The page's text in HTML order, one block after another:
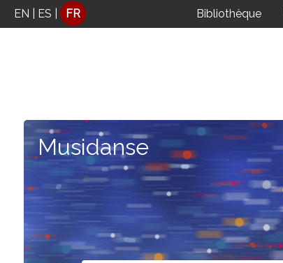
Panneau de gestion des cookies
EN ES | FR Bibliothèque
Musidanse